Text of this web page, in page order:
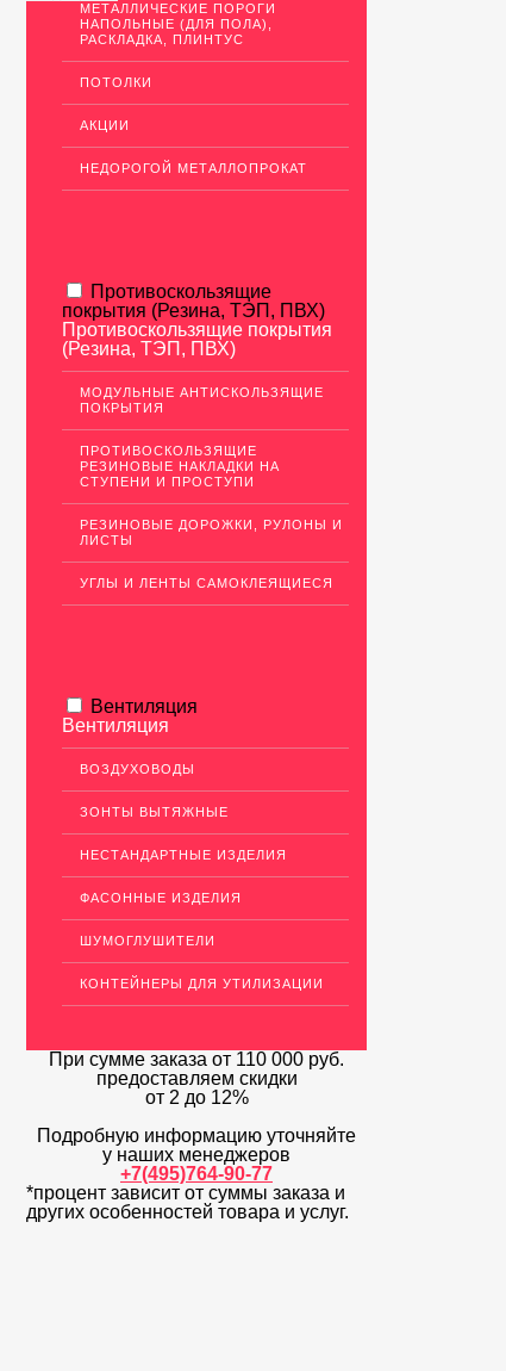
МЕТАЛЛИЧЕСКИЕ ПОРОГИ
НАПОЛЬНЫЕ (ДЛЯ ПОЛА),
РАСКЛАДКА, ПЛИНТУС
ПОТОЛКИ
АКЦИИ
НЕДОРОГОЙ МЕТАЛЛОПРОКАТ
Противоскользящие
покрытия (Резина, ТЭП, ПВХ)
Противоскользящие покрытия
(Резина, ТЭП, ПВХ)
МОДУЛЬНЫЕ АНТИСКОЛЬЗЯЩИЕ
ПОКРЫТИЯ
ПРОТИВОСКОЛЬЗЯЩИЕ
РЕЗИНОВЫЕ НАКЛАДКИ НА
СТУПЕНИ И ПРОСТУПИ
РЕЗИНОВЫЕ ДОРОЖКИ, РУЛОНЫ И
ЛИСТЫ
УГЛЫ И ЛЕНТЫ САМОКЛЕЯЩИЕСЯ
Вентиляция
Вентиляция
ВОЗДУХОВОДЫ
ЗОНТЫ ВЫТЯЖНЫЕ
НЕСТАНДАРТНЫЕ ИЗДЕЛИЯ
ФАСОННЫЕ ИЗДЕЛИЯ
ШУМОГЛУШИТЕЛИ
КОНТЕЙНЕРЫ ДЛЯ УТИЛИЗАЦИИ
При сумме заказа от 110 000 руб.
предоставляем скидки
от 2 до 12%
Подробную информацию уточняйте
у наших менеджеров
+7(495)764-90-77
*процент зависит от суммы заказа и
других особенностей товара и услуг.